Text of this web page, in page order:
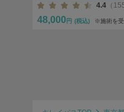
4.4 （
48,000 円 (税込) ※施術を受